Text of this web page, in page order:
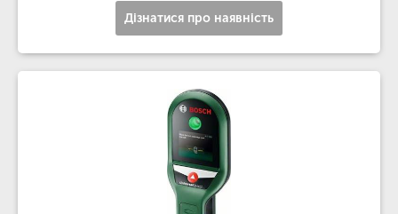
Дізнатися про наявність